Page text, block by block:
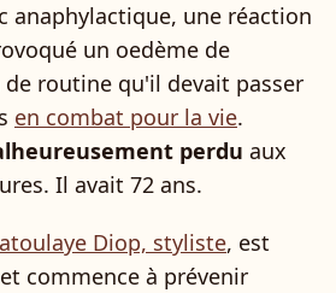
anaphylactique, une réaction
un oedème de
de routine qu'il devait passer
en combat pour la vie.
perdu aux
Il avait 72 ans.
Diop, styliste, est
commence à prévenir